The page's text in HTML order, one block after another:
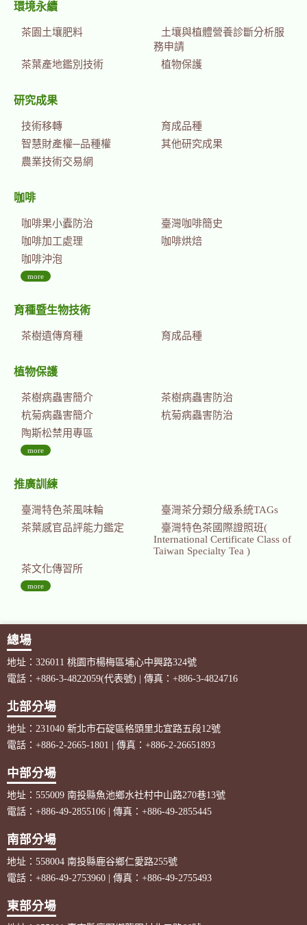
環境永續
茶園土壤肥料
土壤與植體營養診斷分析服
務申請
茶葉產地鑑別技術
植物保護
研究成果
技術移轉
育成品種
智慧財產權─品種權
其他研究成果
農業技術交易網
咖啡
咖啡果小蠹防治
臺灣咖啡簡史
咖啡加工處理
咖啡烘焙
咖啡沖泡
more
育種暨生物技術
茶樹遺傳育種 育成品種
植物保護
茶樹病蟲害簡介
茶樹病蟲害防治
杭菊病蟲害簡介
杭菊病蟲害防治
陶斯松禁用專區
more
推廣訓練
臺灣特色茶風味輪
臺灣茶分類分級系統TAGs
茶葉感官品評能力鑑定
臺灣特色茶國際證照班(
International Certificate Class of
Taiwan Specialty Tea )
茶文化傳習所
more
總場
地址：326011 桃園市楊梅區埔心中興路324號
電話：+886-3-4822059(代表號) | 傳真：+886-3-4824716
北部分場
地址：231040 新北市石碇區格頭里北宜路五段12號
電話：+886-2-2665-1801 | 傳真：+886-2-26651893
中部分場
地址：555009 南投縣魚池鄉水社村中山路270巷13號
電話：+886-49-2855106 | 傳真：+886-49-2855445
南部分場
地址：558004 南投縣鹿谷鄉仁愛路255號
電話：+886-49-2753960 | 傳真：+886-49-2755493
東部分場